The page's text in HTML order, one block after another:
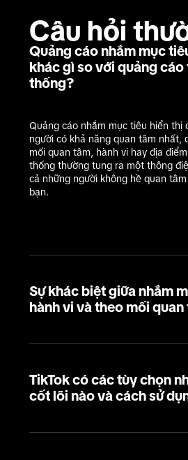
Câu hỏi
Quảng cáo nhắm mục
khác gì so với quảng cáo
thống?
Quảng cáo nhắm mục tiêu hiển thị
người có khả năng quan tâm nhất,
mối quan tâm, hành vi hay địa
thống thường tung ra một thông
cả những người không hề quan
bạn.
Sự khác biệt giữa nhắm
hành vi và theo mối quan
TikTok có các tùy chọn
cốt lõi nào và cách sử